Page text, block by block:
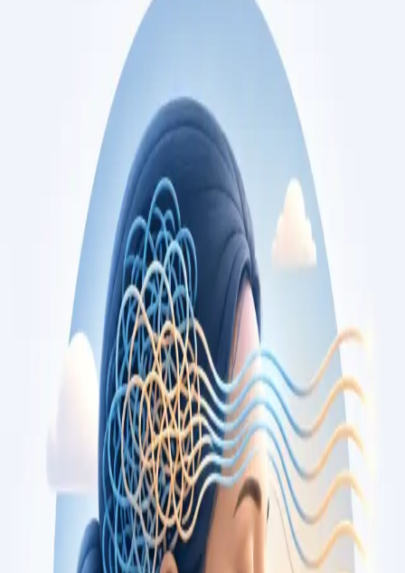
Perfis actualizados à medida que a equipa cresce.
Consulta de Cardiologia
Consulta com cardiologista registado na Ordem
dos Médicos. Avaliação de risco cardiovascular,
gestão de doença cardíaca, e segundas
opiniões, por videochamada segura.
Consulta de Cardiologia
Marcar consulta
Consulta de Oncologia
Segunda opinião independente sobre diagnóstico ou plano de
tratamento oncológico, com oncologista médico registado na
Ordem dos Médicos. Apoio também em cuidados paliativos.